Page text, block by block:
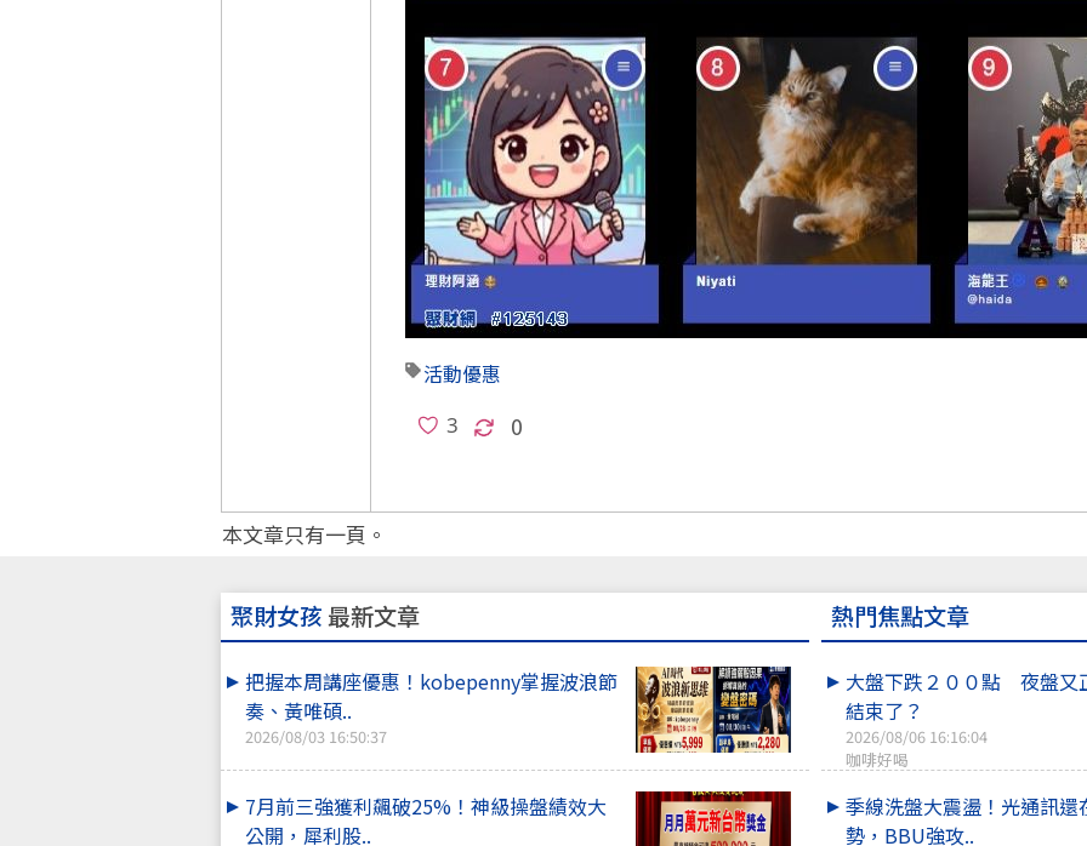
活動優惠
0
本文章只有一頁。
聚財女孩最新文章
把握本周講座優惠！kobepenny掌握波浪節
奏、黃唯碩..
2026/08/03 16:50:37
7月前三強獲利飆破25%！神級操盤績效大
公開，犀利股..
熱門焦點文章
大盤下跌２００點 夜盤
結束了？
2026/08/06 16:16:04
咖啡好喝
季線洗盤大震盪！光通訊還
勢，BBU強攻..